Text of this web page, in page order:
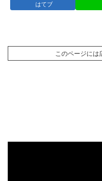
はてブ
このページには